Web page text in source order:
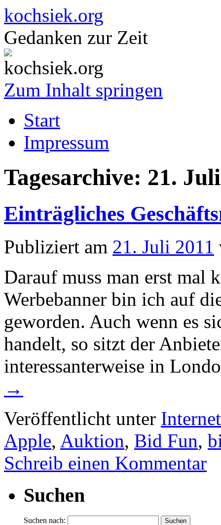
kochsiek.org
Gedanken zur Zeit
Zum Inhalt springen
Start
Impressum
Tagesarchive: 21.
Einträgliches
Publiziert am 21. Juli 2011
Darauf muss man erst mal
Werbebanner bin ich auf
geworden. Auch wenn es
handelt, so sitzt der
interessanterweise in
→
Veröffentlicht unter
Apple, Auktion, Bid Fun,
Schreib einen Kommentar
Suchen
Suchen nach: